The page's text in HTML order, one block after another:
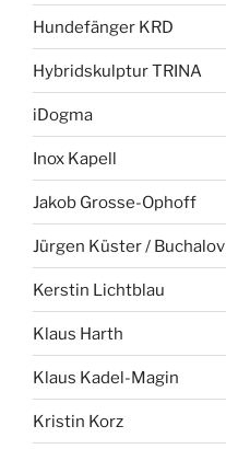
Hundefänger KRD
Hybridskulptur TRINA
iDogma
Inox Kapell
Jakob Grosse-Ophoff
Jürgen Küster / Buchalov
Kerstin Lichtblau
Klaus Harth
Klaus Kadel-Magin
Kristin Korz